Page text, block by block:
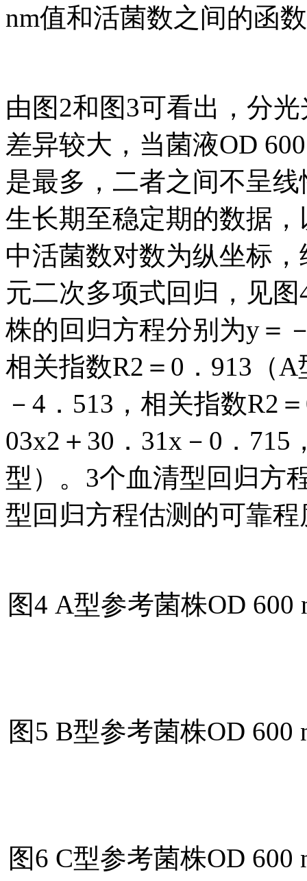
nm值和活菌数之间的函
由图2和图3可看出，分
差异较大，当菌液OD
是最多，二者之间不呈
生长期至稳定期的数据
中活菌数对数为纵坐标
元二次多项式回归，见
株的回归方程分别为y＝
相关指数R2＝0．913（
－4．513，相关指数R2
03x2＋30．31x－0．715
型）。3个血清型回归方
型回归方程估测的可靠
图4 A型参考菌株OD
图5 B型参考菌株OD
图6 C型参考菌株OD